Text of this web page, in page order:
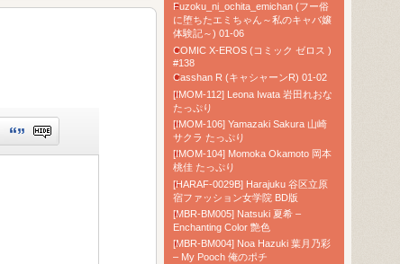
Fuzoku_ni_ochita_emichan (フー俗
に堕ちたエミちゃん～私のキャバ嬢
体験記～) 01-06
COMIC X-EROS (コミック ゼロス )
#138
Casshan R (キャシャーンR) 01-02
[IMOM-112] Leona Iwata 岩田れおな
たっぷり
[IMOM-106] Yamazaki Sakura 山崎
サクラ たっぷり
[IMOM-104] Momoka Okamoto 岡本
桃佳 たっぷり
[HARAF-0029B] Harajuku 谷区立原
宿ファッション女学院 BD版
[MBR-BM005] Natsuki 夏希 –
Enchanting Color 艶色
[MBR-BM004] Noa Hazuki 葉月乃彩
– My Pooch 俺のポチ